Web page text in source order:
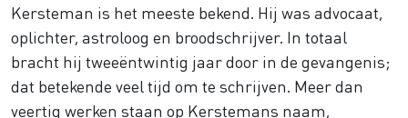
Kersteman is het meeste bekend. Hij was advocaat,
oplichter, astroloog en broodschrijver. In totaal
bracht hij tweeëntwintig jaar door in de gevangenis;
dat betekende veel tijd om te schrijven. Meer dan
veertig werken staan op Kerstemans naam,